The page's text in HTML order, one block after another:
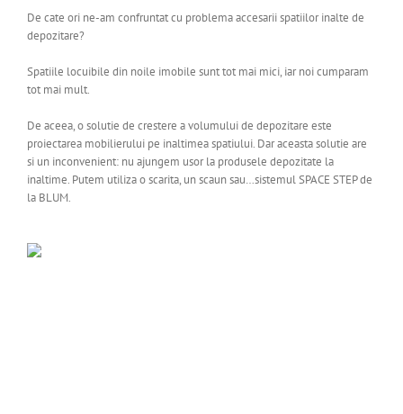
De cate ori ne-am confruntat cu problema accesarii spatiilor inalte de
depozitare?
Spatiile locuibile din noile imobile sunt tot mai mici, iar noi cumparam
tot mai mult.
De aceea, o solutie de crestere a volumului de depozitare este
proiectarea mobilierului pe inaltimea spatiului. Dar aceasta solutie are
si un inconvenient: nu ajungem usor la produsele depozitate la
inaltime. Putem utiliza o scarita, un scaun sau…sistemul SPACE STEP de
la BLUM.